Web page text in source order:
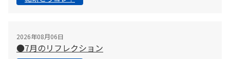
2026年08月06日
●7月のリフレクション